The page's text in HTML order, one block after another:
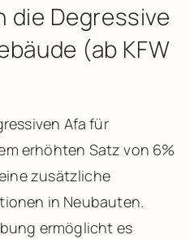
die Degressive
(ab KFW
Afa für
erhöhten Satz von 6%
zusätzliche
in Neubauten.
ermöglicht es